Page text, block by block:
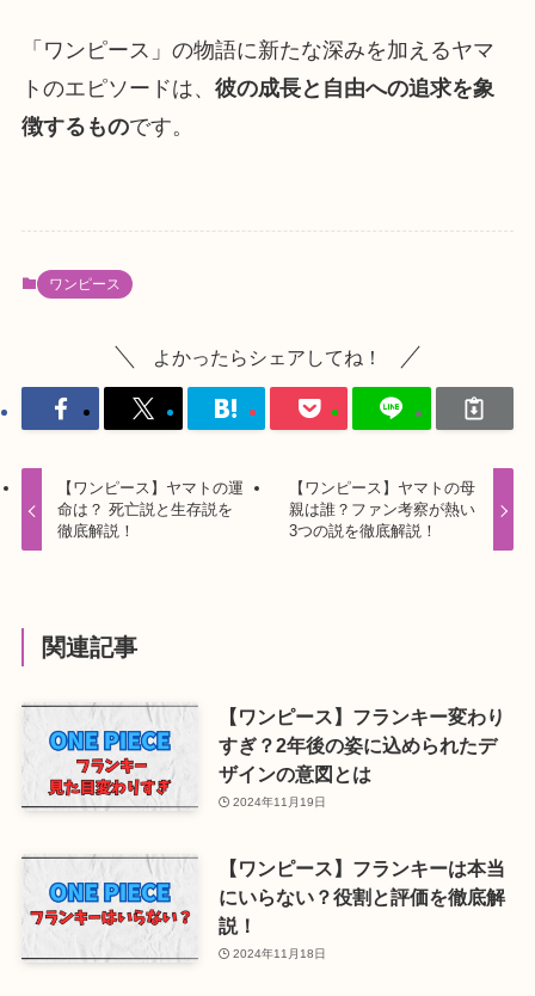
「ワンピース」の物語に新たな深みを加えるヤマ
トのエピソードは、 彼の成長と自由への追求を象
徴するものです。
ワンピース
よかったらシェアしてね！
【ワンピース】ヤマトの運
命は？ 死亡説と生存説を
徹底解説！
【ワンピース】ヤマトの母
親は誰？ファン考察が熱い
3つの説を徹底解説！
関連記事
【ワンピース】フランキー変わり
すぎ？2年後の姿に込められたデ
ザインの意図とは
2024年11月19日
【ワンピース】フランキーは本当
にいらない？役割と評価を徹底解
説！
2024年11月18日